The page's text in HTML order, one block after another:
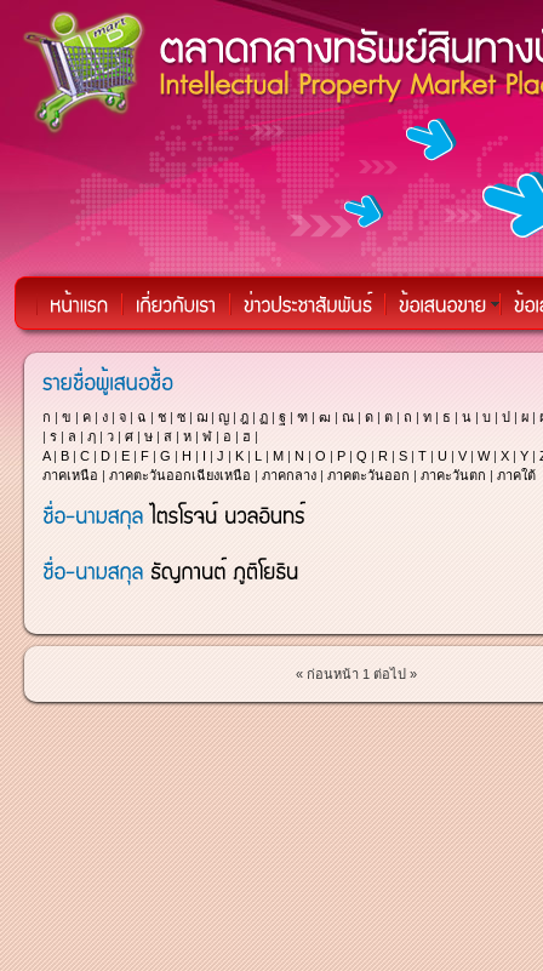
ก | ข | ค | ง | จ | ฉ | ช | ซ | ฌ | ญ | ฎ | ฏ | ฐ | ฑ | ฒ | ณ | ด | ต | ถ | ท | ธ | น | บ | ป | ผ |
| ร | ล | ฦ | ว | ศ | ษ | ส | ห | ฬ | อ | ฮ |
A| B | C | D | E | F | G | H | I | J | K | L | M | N | O | P | Q | R | S | T | U | V| W| X | Y |
ภาคเหนือ | ภาคตะวันออกเฉียงเหนือ | ภาคกลาง | ภาคตะวันออก | ภาคะวันตก | ภาคใต้
« ก่อนหน้า 1 ต่อไป »